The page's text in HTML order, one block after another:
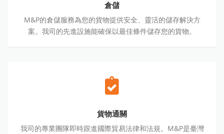
倉儲
M&P的倉儲服務為您的貨物提供安全、靈活的儲存解決方
案。我司的先進設施能確保以最佳條件儲存您的貨物。
貨物通關
我司的專業團隊即時跟進國際貿易法律和法規。M&P是臺灣